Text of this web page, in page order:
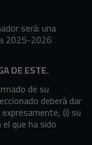
será: una
2025-2026
DE ESTE.
de su
deberá dar
(i) su
que ha sido